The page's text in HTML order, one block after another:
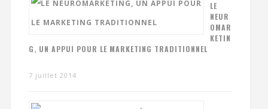
LE
NEUR
OMAR
KETIN
G, UN APPUI POUR LE MARKETING TRADITIONNEL
7 juillet 2014